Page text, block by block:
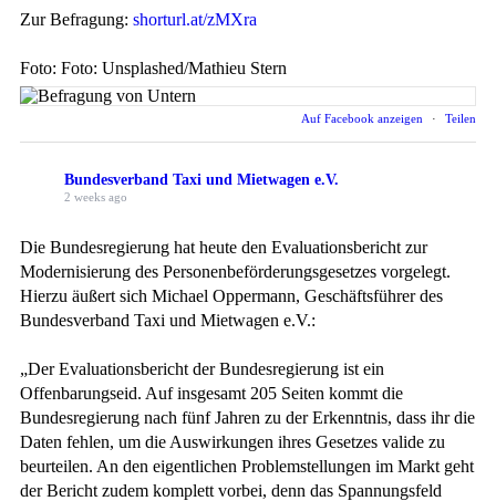
Zur Befragung: shorturl.at/zMXra
Foto: Foto: Unsplashed/Mathieu Stern
Auf Facebook anzeigen · Teilen
Bundesverband Taxi und Mietwagen e.V.
2 weeks ago
Die Bundesregierung hat heute den Evaluationsbericht zur
Modernisierung des Personenbeförderungsgesetzes vorgelegt.
Hierzu äußert sich Michael Oppermann, Geschäftsführer des
Bundesverband Taxi und Mietwagen e.V.:
„Der Evaluationsbericht der Bundesregierung ist ein
Offenbarungseid. Auf insgesamt 205 Seiten kommt die
Bundesregierung nach fünf Jahren zu der Erkenntnis, dass ihr die
Daten fehlen, um die Auswirkungen ihres Gesetzes valide zu
beurteilen. An den eigentlichen Problemstellungen im Markt geht
der Bericht zudem komplett vorbei, denn das Spannungsfeld